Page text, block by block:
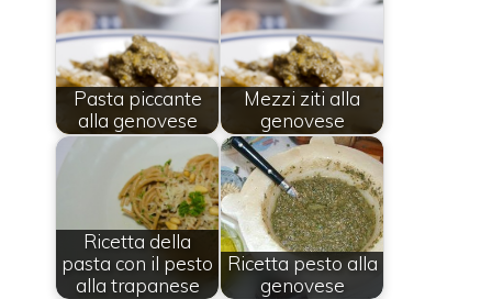
Pasta piccante
alla genovese
Mezzi ziti alla
genovese
Ricetta della
pasta con il pesto
alla trapanese
Ricetta pesto alla
genovese